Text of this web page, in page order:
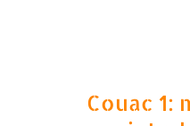
Couac 1: